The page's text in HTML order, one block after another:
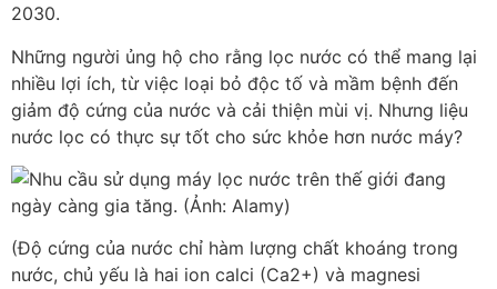
2030.
Những người ủng hộ cho rằng lọc nước có thể mang lại
nhiều lợi ích, từ việc loại bỏ độc tố và mầm bệnh đến
giảm độ cứng của nước và cải thiện mùi vị. Nhưng liệu
nước lọc có thực sự tốt cho sức khỏe hơn nước máy?
(Độ cứng của nước chỉ hàm lượng chất khoáng trong
nước, chủ yếu là hai ion calci (Ca2+) và magnesi